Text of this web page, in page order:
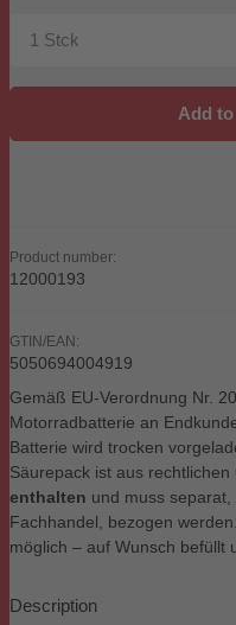
Product Quantity:
Add
Product number:
12000193
GTIN/EAN:
5050694004919
Gemäß EU-Verordnung Nr.
Motorradbatterie an
Batterie wird trocken
Säurepack ist aus
enthalten und muss
Fachhandel, bezogen werden.
möglich – auf Wunsch befüllt
Description